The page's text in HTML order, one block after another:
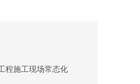
程施工现场常态化